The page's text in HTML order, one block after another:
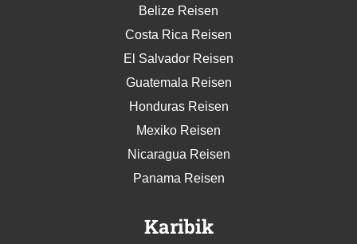
Belize Reisen
Costa Rica Reisen
El Salvador Reisen
Guatemala Reisen
Honduras Reisen
Mexiko Reisen
Nicaragua Reisen
Panama Reisen
Karibik